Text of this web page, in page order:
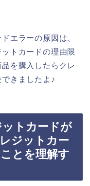
エラーの原因は、
トカードの理由限
を購入したらクレ
きましたよ♪
トカードが
ジットカー
とを理解す